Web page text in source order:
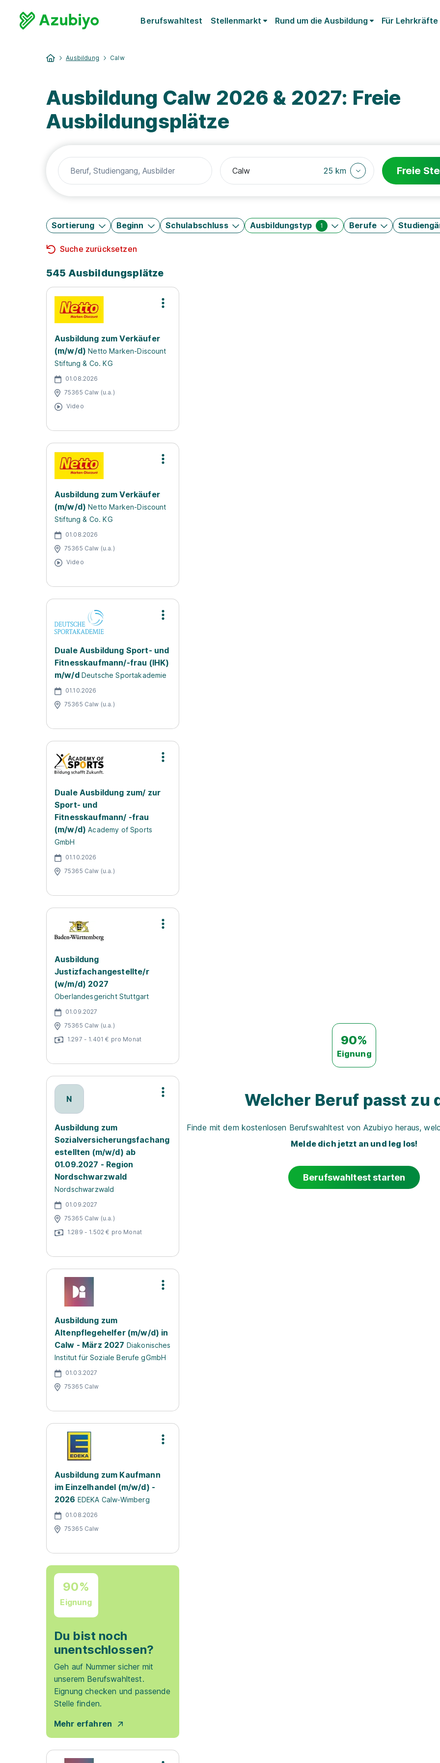
Berufswahltest Stellenmarkt Rund um die Ausbildung Für Lehrkräfte
Ausbildung Calw
Ausbildung Calw 2026 & 2027: Freie
Ausbildungsplätze
25 km Freie
Sortierung Beginn Schulabschluss Ausbildungstyp 1 Berufe
Suche zurücksetzen
545 Ausbildungsplätze
Ausbildung zum Verkäufer
(m/w/d) Netto Marken-Discount
Stiftung & Co. KG
01.08.2026
75365 Calw (u.a.)
Video
Ausbildung zum Verkäufer
(m/w/d) Netto Marken-Discount
Stiftung & Co. KG
01.08.2026
75365 Calw (u.a.)
Video
Duale Ausbildung Sport- und
Fitnesskaufmann/-frau (IHK)
m/w/d Deutsche Sportakademie
01.10.2026
75365 Calw (u.a.)
Duale Ausbildung zum/ zur
Sport- und
Fitnesskaufmann/ -frau
(m/w/d) Academy of Sports
GmbH
01.10.2026
75365 Calw (u.a.)
Ausbildung
Justizfachangestellte/r
(w/m/d) 2027
Oberlandesgericht Stuttgart
01.09.2027
75365 Calw (u.a.)
1.297 - 1.401 € pro Monat
N
Ausbildung zum
Sozialversicherungsfachang
estellten (m/w/d) ab
01.09.2027 - Region
Nordschwarzwald
Nordschwarzwald
01.09.2027
75365 Calw (u.a.)
1.289 - 1.502 € pro Monat
Ausbildung zum
Altenpflegehelfer (m/w/d) in
Calw - März 2027 Diakonisches
Institut für Soziale Berufe gGmbH
01.03.2027
75365 Calw
Ausbildung zum Kaufmann
im Einzelhandel (m/w/d) -
2026 EDEKA Calw-Wimberg
01.08.2026
75365 Calw
90%
Eignung
Du bist noch
unentschlossen?
Geh auf Nummer sicher mit
unserem Berufswahltest.
Eignung checken und passende
Stelle finden.
Mehr erfahren
90%
Eignung
Welcher Beruf passt zu
Finde mit dem kostenlosen Berufswahltest von Azubiyo heraus,
Melde dich jetzt an und leg los!
Berufswahltest starten